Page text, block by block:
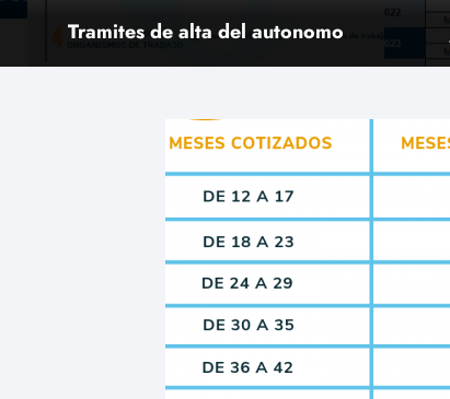
Tramites de alta del autonomo